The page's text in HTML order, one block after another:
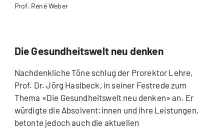
Prof. René Weber
Die Gesundheitswelt neu denken
Nachdenkliche Töne schlug der Prorektor Lehre,
Prof. Dr. Jörg Haslbeck, in seiner Festrede zum
Thema «Die Gesundheitswelt neu denken» an. Er
würdigte die Absolvent:innen und ihre Leistungen,
betonte jedoch auch die aktuellen